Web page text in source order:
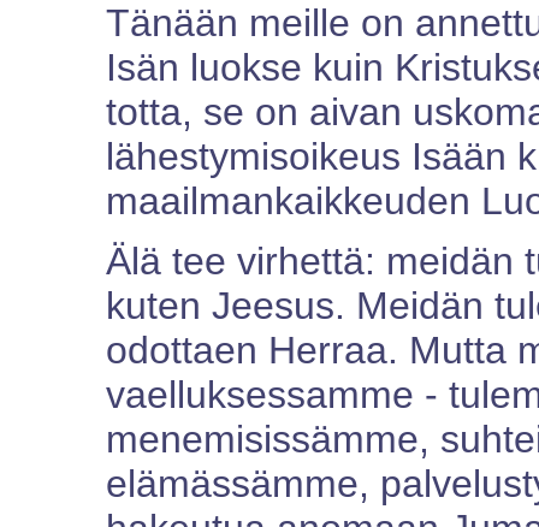
Tänään meille on
Isän luokse kuin
totta, se on aivan
lähestymisoikeus Isään
maailmankaikkeuden
Älä tee virhettä: meidän
kuten Jeesus. Meidän
odottaen Herraa. Mutta
vaelluksessamme -
menemisissämme,
elämässämme,